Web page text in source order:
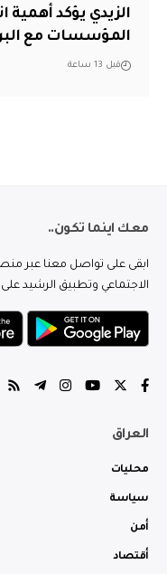
الزيدي يؤكد
المؤسسات مع
قبل 13 ساعة
معك اينما تكون..
ابقى على تواصل معنا عبر
الاجتماعي وتطبيق الرشيد على
العراق
محليات
سياسة
أمن
أقتصاد